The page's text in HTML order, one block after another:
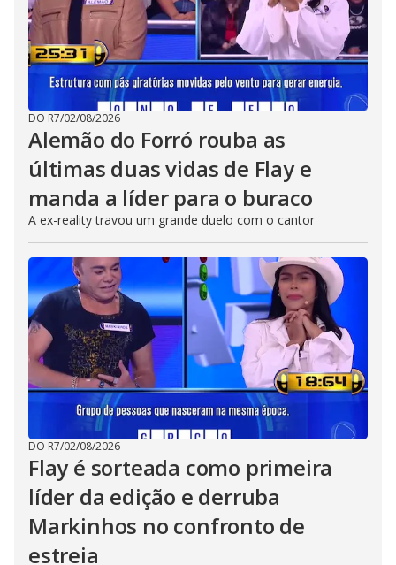
DO R7/02/08/2026
Alemão do Forró rouba as
últimas duas vidas de Flay e
manda a líder para o buraco
A ex-reality travou um grande duelo com o cantor
DO R7/02/08/2026
Flay é sorteada como primeira
líder da edição e derruba
Markinhos no confronto de
estreia